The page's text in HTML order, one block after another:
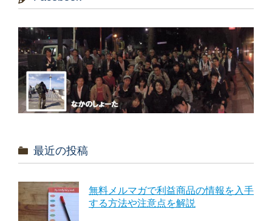
最近の投稿
無料メルマガで利益商品の情報を入手
する方法や注意点を解説